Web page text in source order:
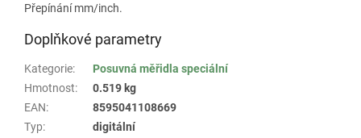
Přepínání mm/inch.
Doplňkové parametry
Kategorie:
Posuvná měřidla speciální
Hmotnost:
0.519 kg
EAN:
8595041108669
Typ:
digitální